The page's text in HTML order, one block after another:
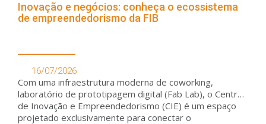
Inovação e negócios: conheça o ecossistema
de empreendedorismo da FIB
16/07/2026
Com uma infraestrutura moderna de coworking,
laboratório de prototipagem digital (Fab Lab), o Centro
de Inovação e Empreendedorismo (CIE) é um espaço
projetado exclusivamente para conectar o